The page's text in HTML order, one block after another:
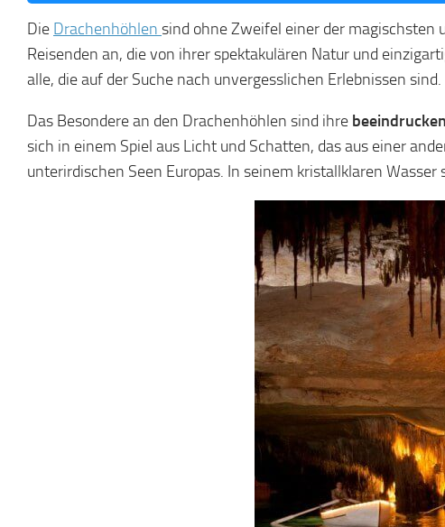
Die Drachenhöhlen sind ohne Zweifel einer der magischsten
Reisenden an, die von ihrer spektakulären Natur und
alle, die auf der Suche nach unvergesslichen Erlebnissen sind.
Das Besondere an den Drachenhöhlen sind ihre
sich in einem Spiel aus Licht und Schatten, das aus einer
unterirdischen Seen Europas. In seinem kristallklaren